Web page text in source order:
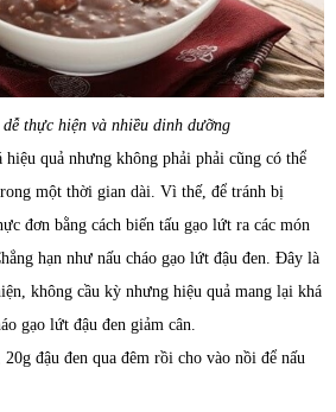
thực hiện và nhiều dinh dưỡng
quả nhưng không phải phải cũng có thể
một thời gian dài. Vì thế, để tránh bị
đơn bằng cách biến tấu gạo lứt ra các món
hạn như nấu cháo gạo lứt đậu đen. Đây là
không cầu kỳ nhưng hiệu quả mang lại khá
gạo lứt đậu đen giảm cân.
đậu đen qua đêm rồi cho vào nồi để nấu